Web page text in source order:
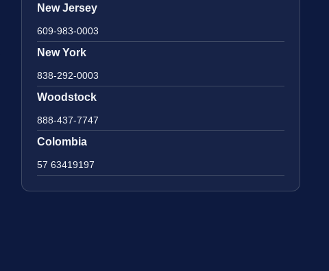
New Jersey
609-983-0003
New York
838-292-0003
Woodstock
888-437-7747
Colombia
57 63419197